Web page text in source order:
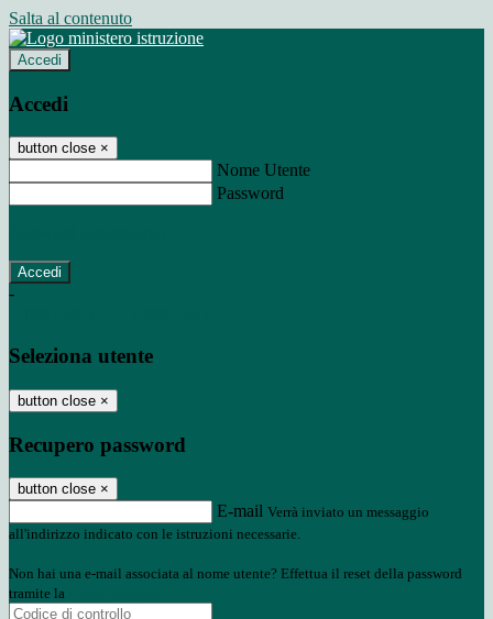
Salta al contenuto
Accedi
Accedi
button close ×
Nome Utente
Password
-
Seleziona utente
button close ×
Recupero password
button close ×
E-mail Verrà inviato un messaggio
all'indirizzo indicato con le istruzioni necessarie.
Non hai una e-mail associata al nome utente? Effettua il reset della password
tramite la